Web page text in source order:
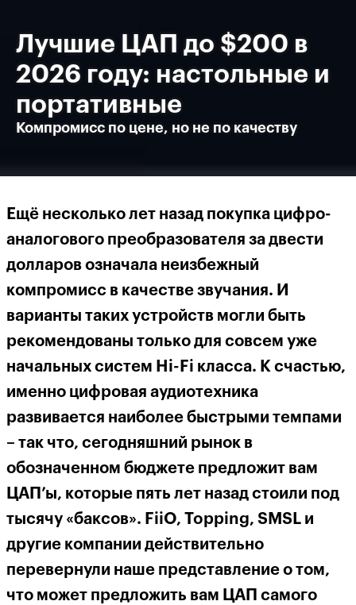
Лучшие ЦАП до $200 в
2026 году: настольные и
портативные
Компромисс по цене, но не по качеству
Ещё несколько лет назад покупка цифро-
аналогового преобразователя за двести
долларов означала неизбежный
компромисс в качестве звучания. И
варианты таких устройств могли быть
рекомендованы только для совсем уже
начальных систем Hi-Fi класса. К счастью,
именно цифровая аудиотехника
развивается наиболее быстрыми темпами
– так что, сегодняшний рынок в
обозначенном бюджете предложит вам
ЦАП’ы, которые пять лет назад стоили под
тысячу «баксов». FiiO, Topping, SMSL и
другие компании действительно
перевернули наше представление о том,
что может предложить вам ЦАП самого